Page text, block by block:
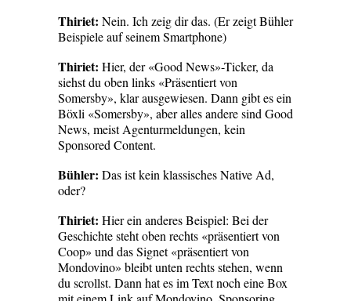
Thiriet: Nein. Ich zeig dir das. (Er zeigt Bühler
Beispiele auf seinem Smartphone)
Thiriet: Hier, der «Good News»-Ticker, da
siehst du oben links «Präsentiert von
Somersby», klar ausgewiesen. Dann gibt es ein
Böxli «Somersby», aber alles andere sind Good
News, meist Agenturmeldungen, kein
Sponsored Content.
Bühler: Das ist kein klassisches Native Ad,
oder?
Thiriet: Hier ein anderes Beispiel: Bei der
Geschichte steht oben rechts «präsentiert von
Coop» und das Signet «präsentiert von
Mondovino» bleibt unten rechts stehen, wenn
du scrollst. Dann hat es im Text noch eine Box